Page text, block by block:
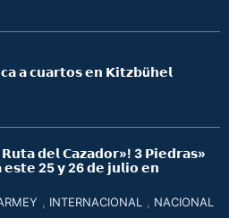
𝗮 𝗰𝘂𝗮𝗿𝘁𝗼𝘀 𝗲𝗻 𝗞𝗶𝘁𝘇𝗯ü𝗵𝗲𝗹
𝗥𝘂𝘁𝗮 𝗱𝗲𝗹 𝗖𝗮𝘇𝗮𝗱𝗼𝗿»! 3 𝗣𝗶𝗲𝗱𝗿𝗮𝘀»
𝗲𝘀𝘁𝗲 25 𝘆 26 𝗱𝗲 𝗷𝘂𝗹𝗶𝗼 𝗲𝗻
INTERNACIONAL NACIONAL